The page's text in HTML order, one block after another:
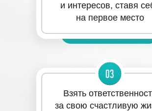
и интересов, ставя
на первое место
Взять
за свою счастливую